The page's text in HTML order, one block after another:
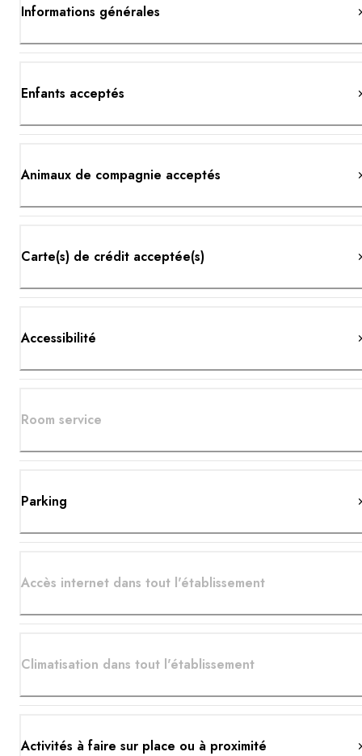
Informations générales
Enfants acceptés
Animaux de compagnie acceptés
Carte(s) de crédit acceptée(s)
Accessibilité
Room service
Parking
Accès internet dans tout l'établissement
Climatisation dans tout l'établissement
Activités à faire sur place ou à proximité